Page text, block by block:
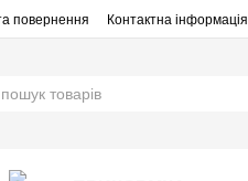
повернення Контактна інформація